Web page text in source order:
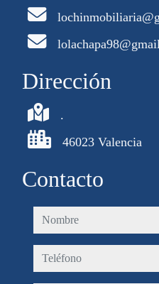
Dirección
.
46023 Valencia
Contacto
nombre
teléfono